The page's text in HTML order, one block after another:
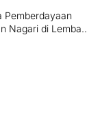
Pemberdayaan
Nagari di Lembah